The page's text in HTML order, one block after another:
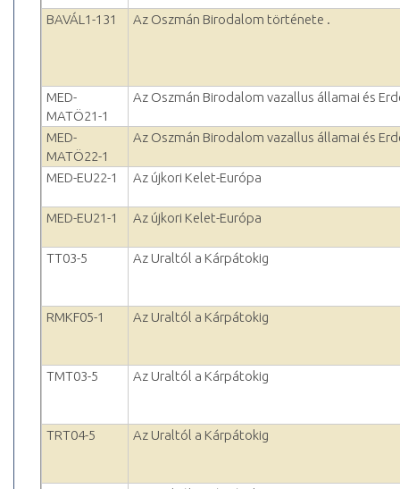
BAVÁL1-131 Az Oszmán Birodalom története .
MED-
MATÖ21-1
Az Oszmán Birodalom vazallus államai és
MED-
MATÖ22-1
Az Oszmán Birodalom vazallus államai és
MED-EU22-1 Az újkori Kelet-Európa
MED-EU21-1 Az újkori Kelet-Európa
TT03-5 Az Uraltól a Kárpátokig
RMKF05-1 Az Uraltól a Kárpátokig
TMT03-5 Az Uraltól a Kárpátokig
TRT04-5 Az Uraltól a Kárpátokig